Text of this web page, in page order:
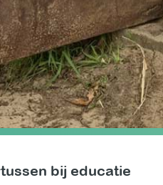
bij educatie